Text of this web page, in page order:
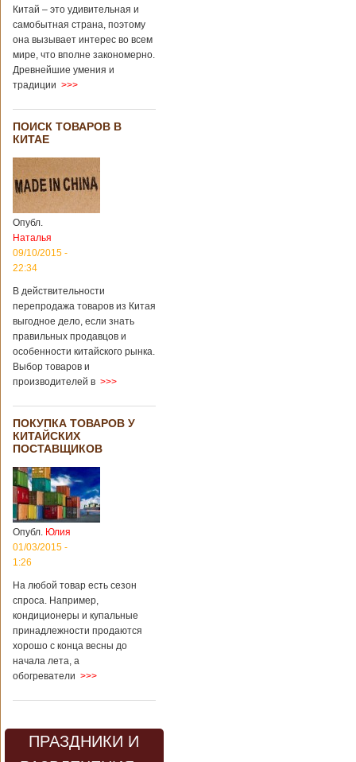
Китай – это удивительная и
самобытная страна, поэтому
она вызывает интерес во всем
мире, что вполне закономерно.
Древнейшие умения и
традиции >>>
ПОИСК ТОВАРОВ В
КИТАЕ
Опубл.
Наталья
09/10/2015 -
22:34
В действительности
перепродажа товаров из Китая
выгодное дело, если знать
правильных продавцов и
особенности китайского рынка.
Выбор товаров и
производителей в >>>
ПОКУПКА ТОВАРОВ У
КИТАЙСКИХ
ПОСТАВЩИКОВ
Опубл. Юлия
01/03/2015 -
1:26
На любой товар есть сезон
спроса. Например,
кондиционеры и купальные
принадлежности продаются
хорошо с конца весны до
начала лета, а
обогреватели >>>
ПРАЗДНИКИ И